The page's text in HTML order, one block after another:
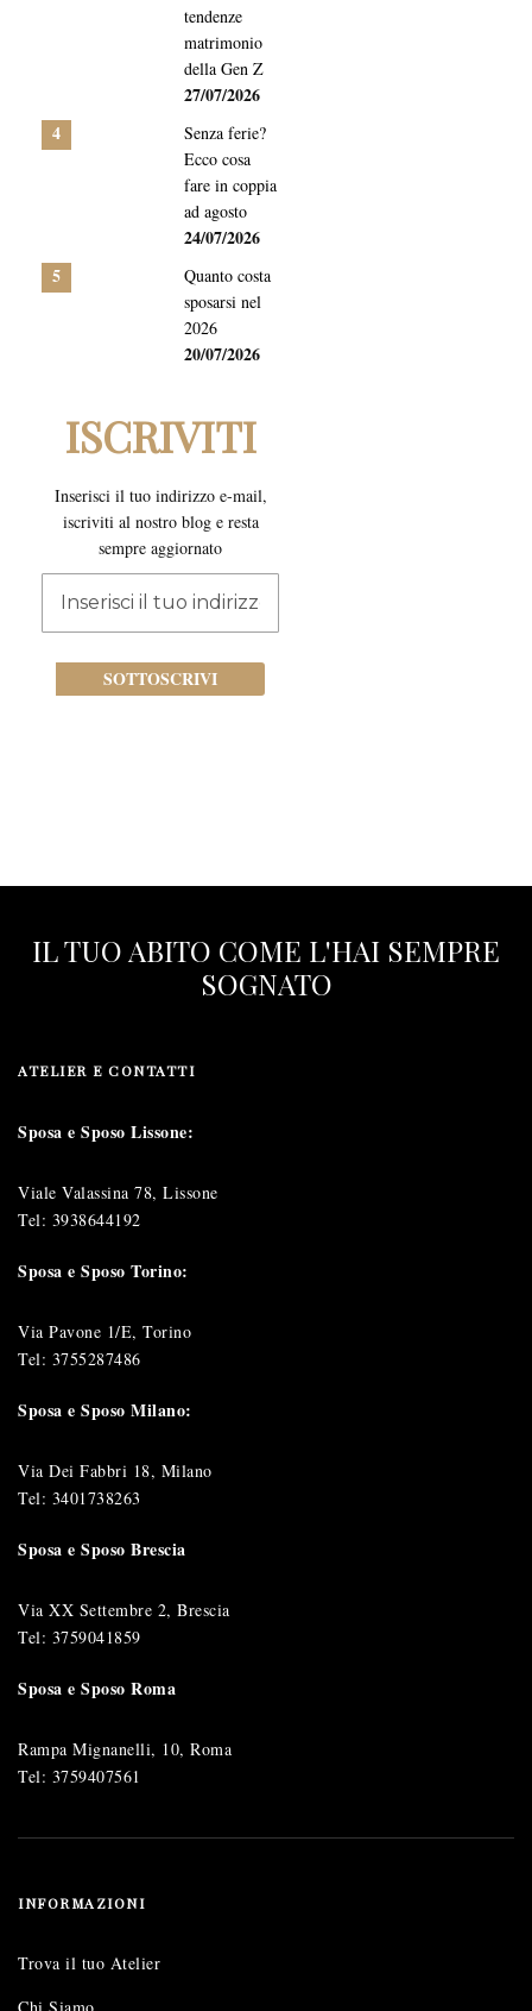
tendenze
matrimonio
della Gen Z
27/07/2026
Senza ferie?
Ecco cosa
fare in coppia
ad agosto
24/07/2026
4
Quanto costa
sposarsi nel
2026
20/07/2026
5
ISCRIVITI
Inserisci il tuo indirizzo e-mail,
iscriviti al nostro blog e resta
sempre aggiornato
alla
nostra
newsletter:
SOTTOSCRIVI
IL TUO ABITO COME L'HAI SEMPRE
SOGNATO
ATELIER E CONTATTI
Sposa e Sposo Lissone:
Viale Valassina 78, Lissone
Tel: 3938644192
Sposa e Sposo Torino:
Via Pavone 1/E, Torino
Tel: 3755287486
Sposa e Sposo Milano:
Via Dei Fabbri 18, Milano
Tel: 3401738263
Sposa e Sposo Brescia
Via XX Settembre 2, Brescia
Tel: 3759041859
Sposa e Sposo Roma
Rampa Mignanelli, 10, Roma
Tel: 3759407561
INFORMAZIONI
Trova il tuo Atelier